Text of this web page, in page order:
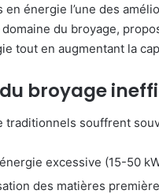
énergie l’une des
du broyage,
tout en augmentant la
broyage
traditionnels souffrent
excessive (15-50
des matières